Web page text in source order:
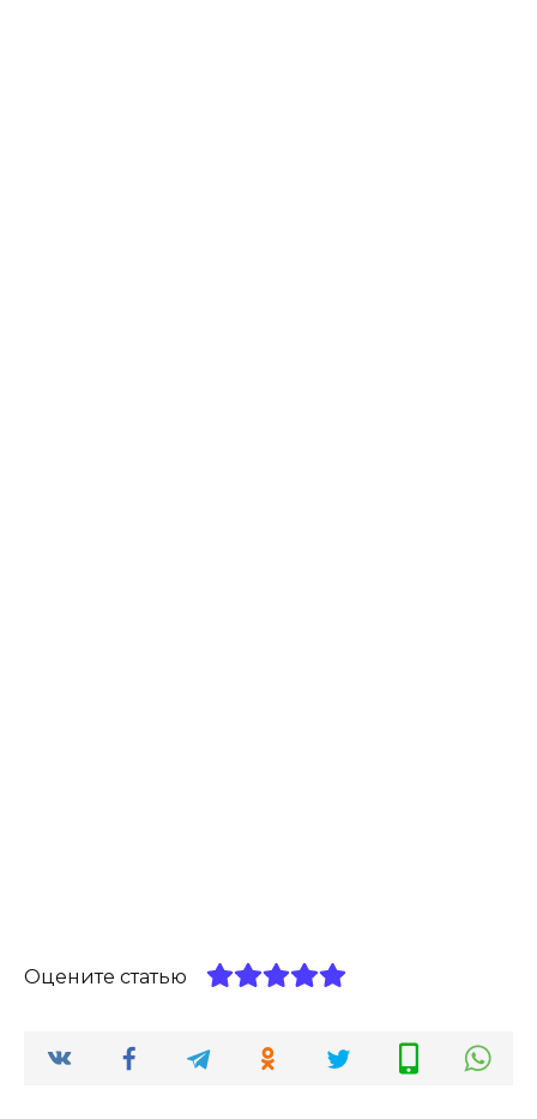
Оцените статью